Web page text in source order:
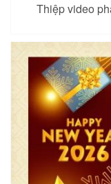
Thiệp video